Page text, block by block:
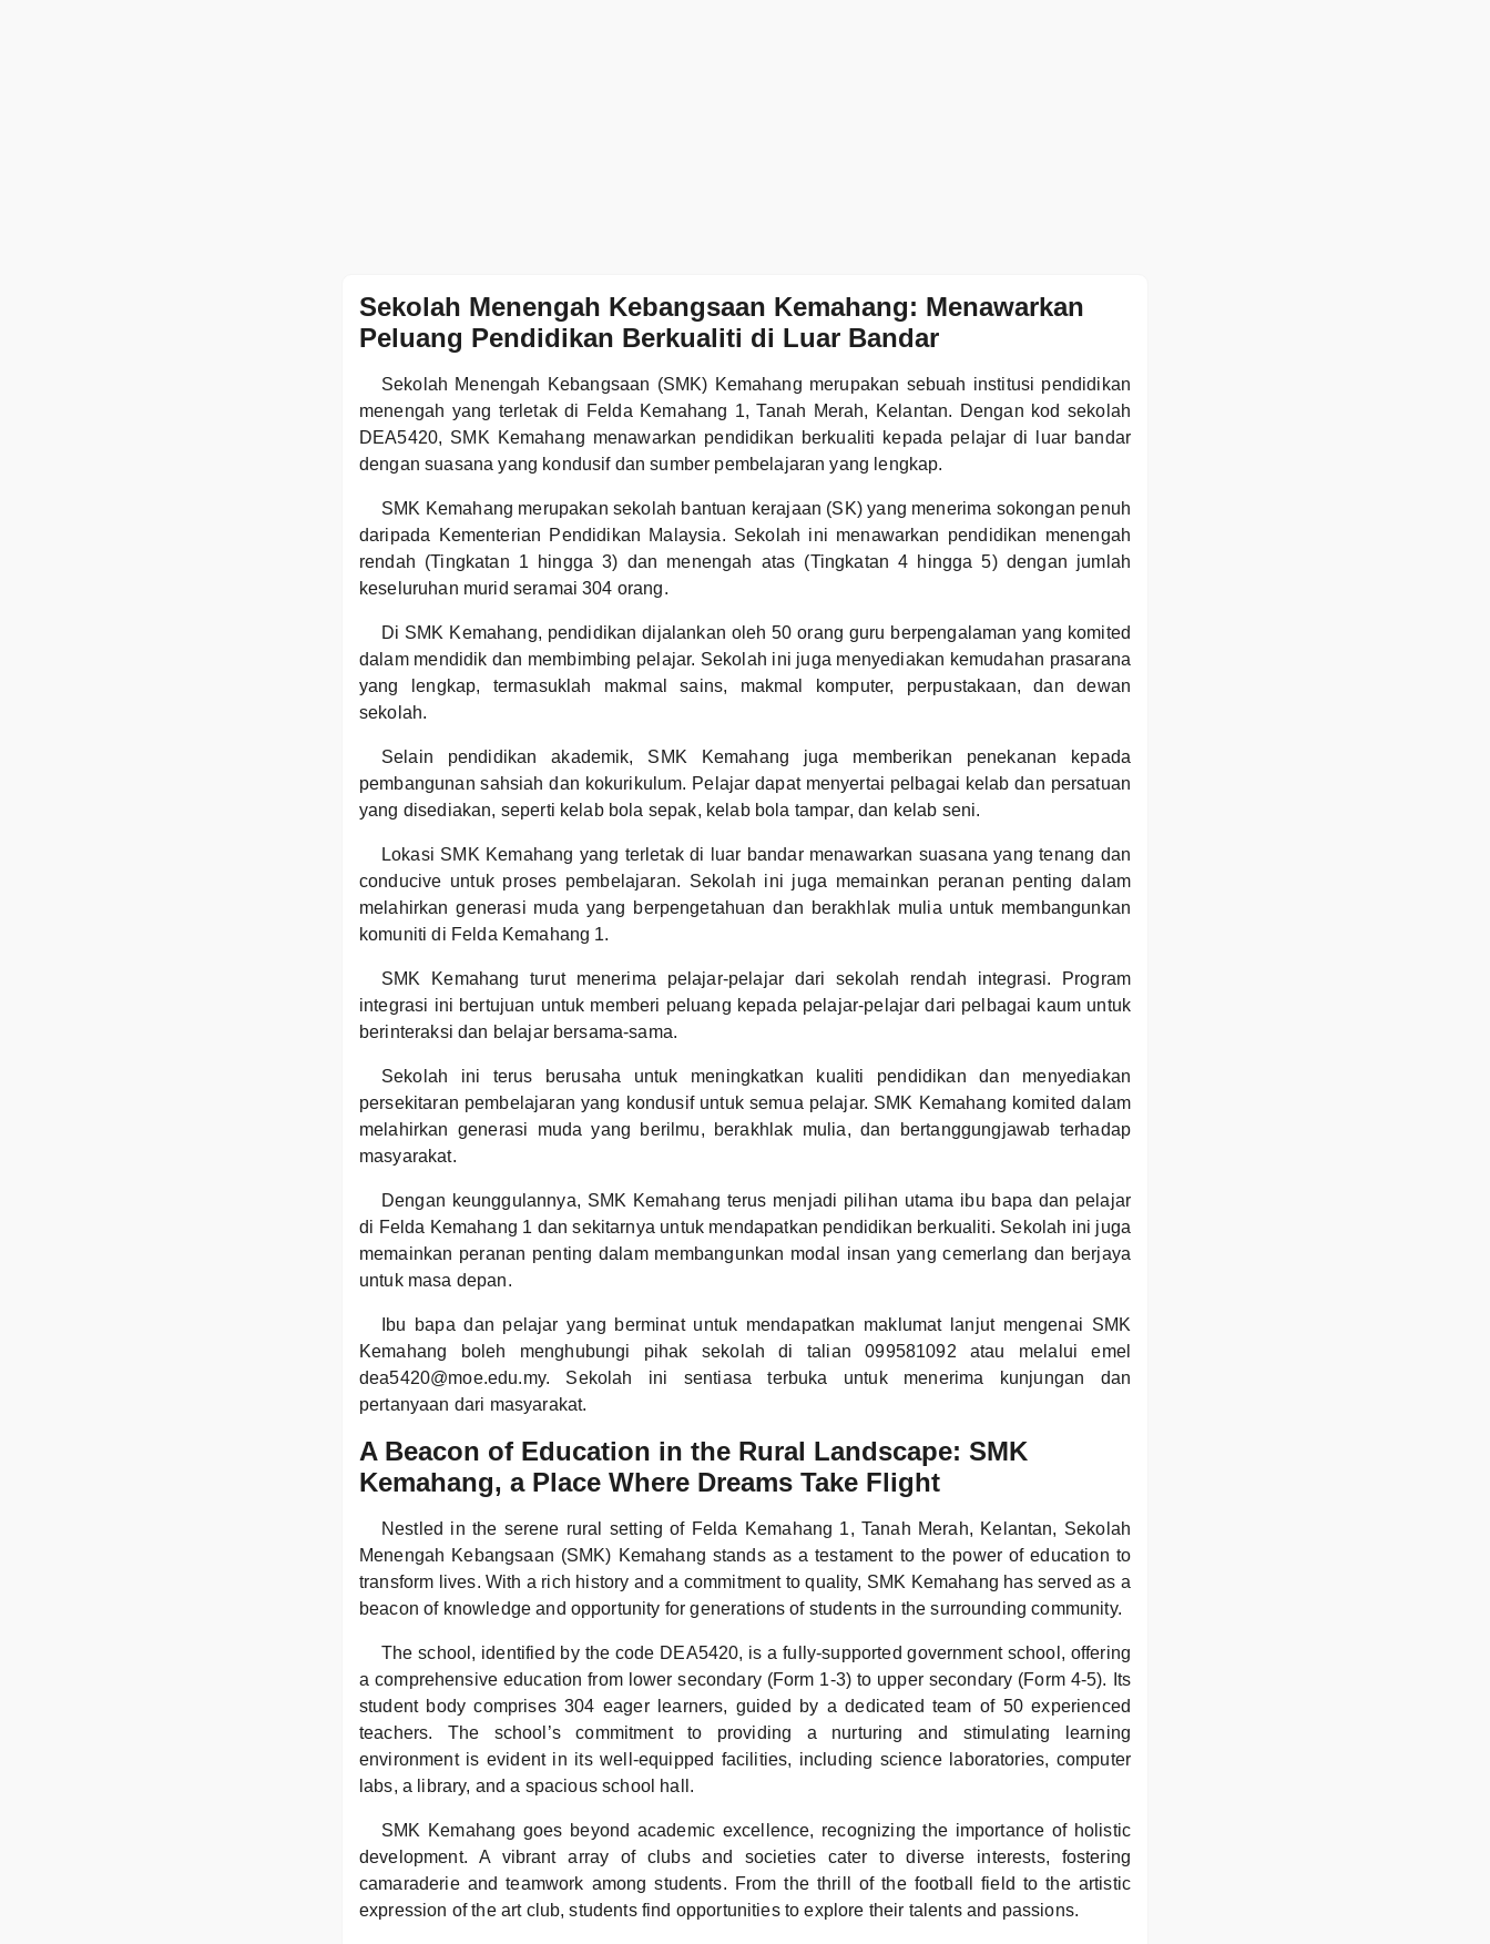
Sekolah Menengah Kebangsaan Kemahang: Menawarkan
Peluang Pendidikan Berkualiti di Luar Bandar
Sekolah Menengah Kebangsaan (SMK) Kemahang merupakan sebuah institusi pendidikan
menengah yang terletak di Felda Kemahang 1, Tanah Merah, Kelantan. Dengan kod sekolah
DEA5420, SMK Kemahang menawarkan pendidikan berkualiti kepada pelajar di luar bandar
dengan suasana yang kondusif dan sumber pembelajaran yang lengkap.
SMK Kemahang merupakan sekolah bantuan kerajaan (SK) yang menerima sokongan penuh
daripada Kementerian Pendidikan Malaysia. Sekolah ini menawarkan pendidikan menengah
rendah (Tingkatan 1 hingga 3) dan menengah atas (Tingkatan 4 hingga 5) dengan jumlah
keseluruhan murid seramai 304 orang.
Di SMK Kemahang, pendidikan dijalankan oleh 50 orang guru berpengalaman yang komited
dalam mendidik dan membimbing pelajar. Sekolah ini juga menyediakan kemudahan prasarana
yang lengkap, termasuklah makmal sains, makmal komputer, perpustakaan, dan dewan
sekolah.
Selain pendidikan akademik, SMK Kemahang juga memberikan penekanan kepada
pembangunan sahsiah dan kokurikulum. Pelajar dapat menyertai pelbagai kelab dan persatuan
yang disediakan, seperti kelab bola sepak, kelab bola tampar, dan kelab seni.
Lokasi SMK Kemahang yang terletak di luar bandar menawarkan suasana yang tenang dan
conducive untuk proses pembelajaran. Sekolah ini juga memainkan peranan penting dalam
melahirkan generasi muda yang berpengetahuan dan berakhlak mulia untuk membangunkan
komuniti di Felda Kemahang 1.
SMK Kemahang turut menerima pelajar-pelajar dari sekolah rendah integrasi. Program
integrasi ini bertujuan untuk memberi peluang kepada pelajar-pelajar dari pelbagai kaum untuk
berinteraksi dan belajar bersama-sama.
Sekolah ini terus berusaha untuk meningkatkan kualiti pendidikan dan menyediakan
persekitaran pembelajaran yang kondusif untuk semua pelajar. SMK Kemahang komited dalam
melahirkan generasi muda yang berilmu, berakhlak mulia, dan bertanggungjawab terhadap
masyarakat.
Dengan keunggulannya, SMK Kemahang terus menjadi pilihan utama ibu bapa dan pelajar
di Felda Kemahang 1 dan sekitarnya untuk mendapatkan pendidikan berkualiti. Sekolah ini juga
memainkan peranan penting dalam membangunkan modal insan yang cemerlang dan berjaya
untuk masa depan.
Ibu bapa dan pelajar yang berminat untuk mendapatkan maklumat lanjut mengenai SMK
Kemahang boleh menghubungi pihak sekolah di talian 099581092 atau melalui emel
dea5420@moe.edu.my. Sekolah ini sentiasa terbuka untuk menerima kunjungan dan
pertanyaan dari masyarakat.
A Beacon of Education in the Rural Landscape: SMK
Kemahang, a Place Where Dreams Take Flight
Nestled in the serene rural setting of Felda Kemahang 1, Tanah Merah, Kelantan, Sekolah
Menengah Kebangsaan (SMK) Kemahang stands as a testament to the power of education to
transform lives. With a rich history and a commitment to quality, SMK Kemahang has served as a
beacon of knowledge and opportunity for generations of students in the surrounding community.
The school, identified by the code DEA5420, is a fully-supported government school, offering
a comprehensive education from lower secondary (Form 1-3) to upper secondary (Form 4-5). Its
student body comprises 304 eager learners, guided by a dedicated team of 50 experienced
teachers. The school’s commitment to providing a nurturing and stimulating learning
environment is evident in its well-equipped facilities, including science laboratories, computer
labs, a library, and a spacious school hall.
SMK Kemahang goes beyond academic excellence, recognizing the importance of holistic
development. A vibrant array of clubs and societies cater to diverse interests, fostering
camaraderie and teamwork among students. From the thrill of the football field to the artistic
expression of the art club, students find opportunities to explore their talents and passions.